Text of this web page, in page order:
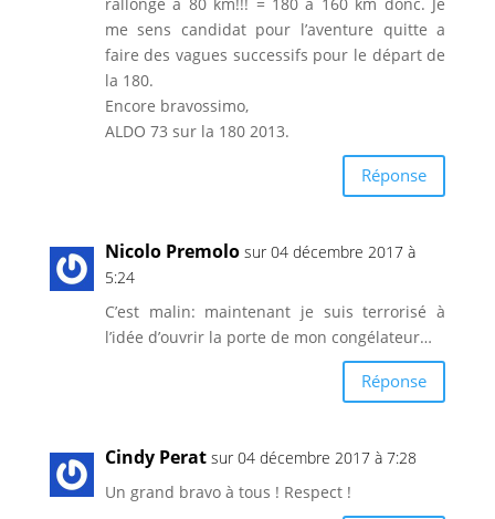
me sens candidat pour l’aventure quitte a
faire des vagues successifs pour le départ de
la 180.
Encore bravossimo,
ALDO 73 sur la 180 2013.
Réponse
Nicolo Premolo sur 04 décembre 2017 à
5:24
C’est malin: maintenant je suis terrorisé à
l’idée d’ouvrir la porte de mon congélateur…
Réponse
Cindy Perat sur 04 décembre 2017 à 7:28
Un grand bravo à tous ! Respect !